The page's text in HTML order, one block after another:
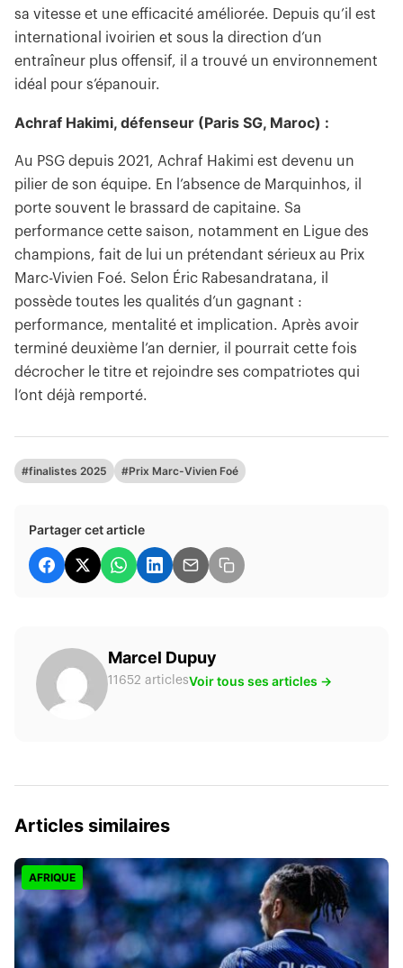
sa vitesse et une efficacité améliorée. Depuis qu’il est
international ivoirien et sous la direction d’un
entraîneur plus offensif, il a trouvé un environnement
idéal pour s’épanouir.
Achraf Hakimi, défenseur (Paris SG, Maroc) :
Au PSG depuis 2021, Achraf Hakimi est devenu un
pilier de son équipe. En l’absence de Marquinhos, il
porte souvent le brassard de capitaine. Sa
performance cette saison, notamment en Ligue des
champions, fait de lui un prétendant sérieux au Prix
Marc-Vivien Foé. Selon Éric Rabesandratana, il
possède toutes les qualités d’un gagnant :
performance, mentalité et implication. Après avoir
terminé deuxième l’an dernier, il pourrait cette fois
décrocher le titre et rejoindre ses compatriotes qui
l’ont déjà remporté.
#finalistes 2025 #Prix Marc-Vivien Foé
Partager cet article
Marcel Dupuy
11652 articlesVoir tous ses articles →
Articles similaires
AFRIQUE